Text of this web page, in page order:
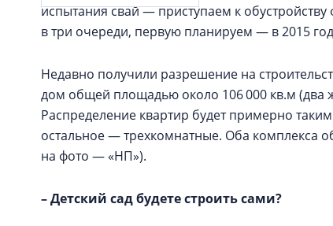
испытания свай — приступаем к
в три очереди, первую планируем — в 2015
Недавно получили разрешение на
дом общей площадью около 106 000 кв.м (два
Распределение квартир будет примерно
остальное — трехкомнатные. Оба комплекса
на фото — «НП»).
– Детский сад будете строить сами?